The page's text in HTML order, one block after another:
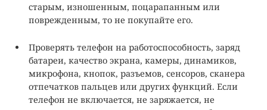
старым, изношенным, поцарапанным или
поврежденным, то не покупайте его.
Проверять телефон на работоспособность, заряд
батареи, качество экрана, камеры, динамиков,
микрофона, кнопок, разъемов, сенсоров, сканера
отпечатков пальцев или других функций. Если
телефон не включается, не заряжается, не